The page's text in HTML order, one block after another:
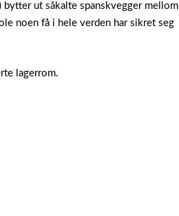
ut såkalte spanskvegger mellom
noen få i hele verden har sikret seg
lagerrom.